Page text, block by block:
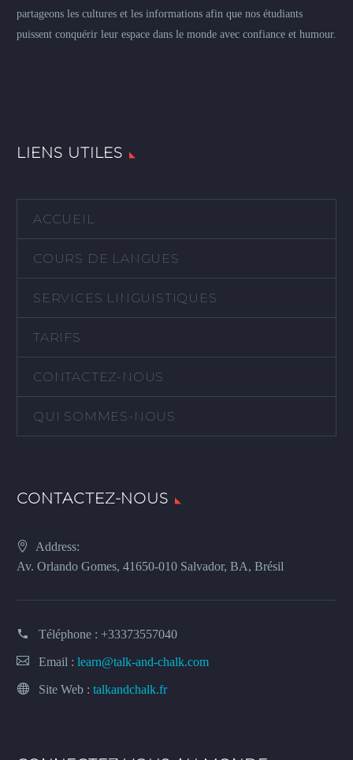
partageons les cultures et les informations afin que nos étudiants
puissent conquérir leur espace dans le monde avec confiance et humour.
LIENS UTILES
ACCUEIL
COURS DE LANGUES
SERVICES LINGUISTIQUES
TARIFS
CONTACTEZ-NOUS
QUI SOMMES-NOUS
CONTACTEZ-NOUS
Address:
Av. Orlando Gomes, 41650-010 Salvador, BA, Brésil
Téléphone : +33373557040
Email : learn@talk-and-chalk.com
Site Web : talkandchalk.fr